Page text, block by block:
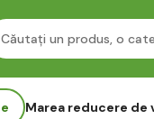
Marea reducere de